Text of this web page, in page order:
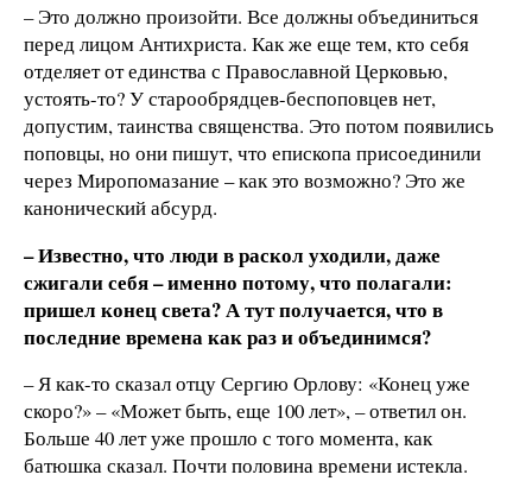
– Это должно произойти. Все должны объединиться
перед лицом Антихриста. Как же еще тем, кто себя
отделяет от единства с Православной Церковью,
устоять-то? У старообрядцев-беспоповцев нет,
допустим, таинства священства. Это потом появились
поповцы, но они пишут, что епископа присоединили
через Миропомазание – как это возможно? Это же
канонический абсурд.
– Известно, что люди в раскол уходили, даже
сжигали себя – именно потому, что полагали:
пришел конец света? А тут получается, что в
последние времена как раз и объединимся?
– Я как-то сказал отцу Сергию Орлову: «Конец уже
скоро?» – «Может быть, еще 100 лет», – ответил он.
Больше 40 лет уже прошло с того момента, как
батюшка сказал. Почти половина времени истекла.